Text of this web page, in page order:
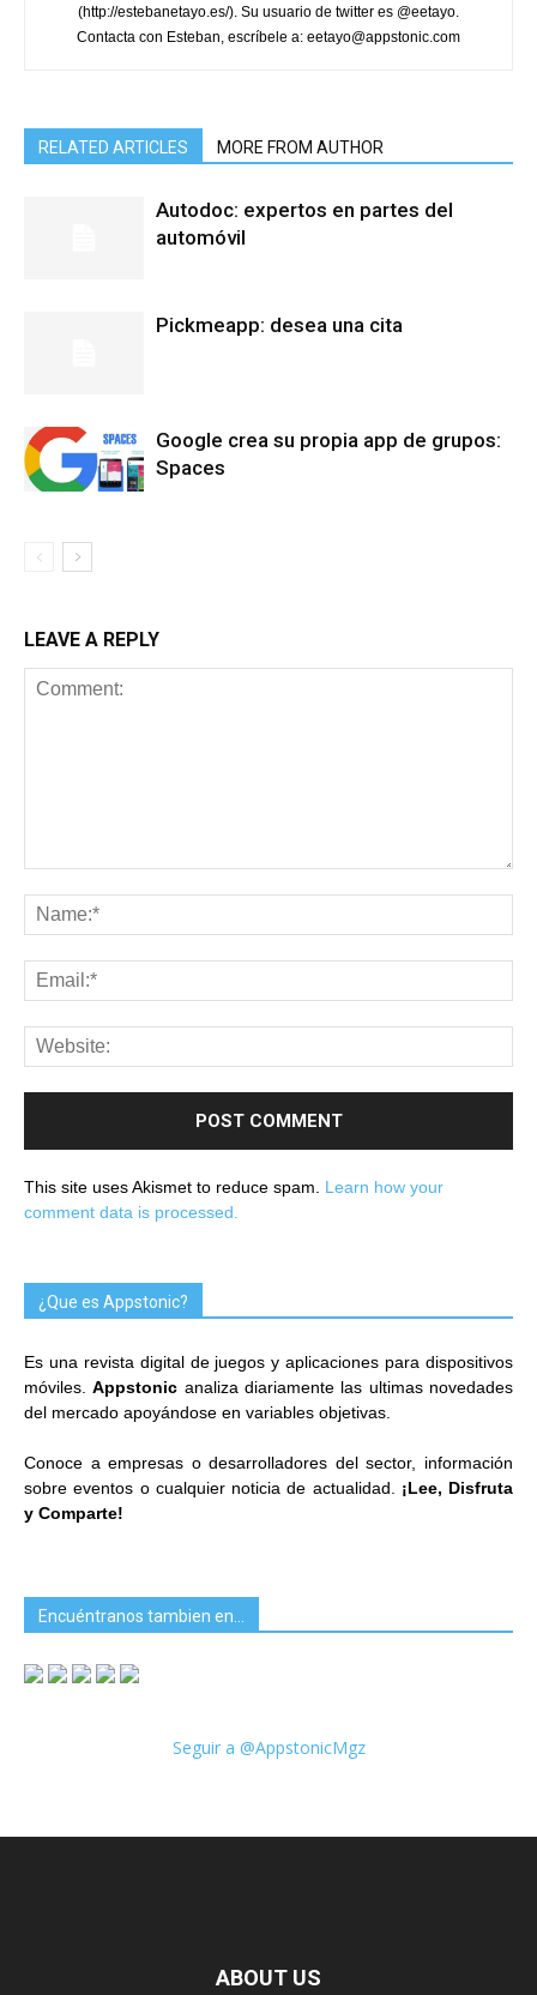
(http://estebanetayo.es/). Su usuario de twitter es @eetayo.
Contacta con Esteban, escríbele a: eetayo@appstonic.com
RELATED ARTICLES MORE FROM AUTHOR
Autodoc: expertos en partes del
automóvil
Pickmeapp: desea una cita
Google crea su propia app de grupos:
Spaces
LEAVE A REPLY
This site uses Akismet to reduce spam. Learn how your
comment data is processed.
¿Que es Appstonic?
Es una revista digital de juegos y aplicaciones para dispositivos
móviles.Appstonic analiza diariamente las ultimas novedades
del mercado apoyándose en variables objetivas.
Conoce a empresas o desarrolladores del sector, información
sobre eventos o cualquier noticia de actualidad. ¡Lee, Disfruta
y Comparte!
Encuéntranos tambien en…
Seguir a @AppstonicMgz
ABOUT US